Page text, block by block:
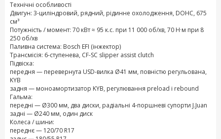
Технічні особливості
Двигун: 3-циліндровий, рядний, рідинне охолодження, DOHC, 675
см³
Потужність / момент: 70 кВт ≈ 95 к.с. при 11 000 об/хв, 70 Н·м при 8
250 об/хв
Паливна система: Bosch EFI (інжектор)
Трансмісія: 6-ступенева, CF-SC slipper assist clutch
Підвіска:
передня — перевернута USD-вилка Ø41 мм, повністю регульована,
KYB
задня — моноамортизатор KYB, регулювання preload і rebound
Гальма:
передні — Ø300 мм, два диски, радіальні 4-поршневі супорти J.Juan
задні — Ø240 мм, один диск
Колеса / шини:
переднє — 120/70 R17